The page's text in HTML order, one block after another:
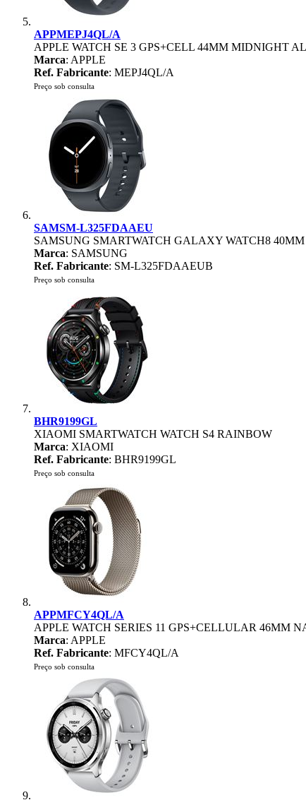
APPMEPJ4QL/A
APPLE WATCH SE 3 GPS+CELL 44MM MIDNIGHT
Marca: APPLE
Ref. Fabricante: MEPJ4QL/A
Preço sob consulta
SAMSM-L325FDAAEU
SAMSUNG SMARTWATCH GALAXY WATCH8
Marca: SAMSUNG
Ref. Fabricante: SM-L325FDAAEUB
Preço sob consulta
BHR9199GL
XIAOMI SMARTWATCH WATCH S4 RAINBOW
Marca: XIAOMI
Ref. Fabricante: BHR9199GL
Preço sob consulta
APPMFCY4QL/A
APPLE WATCH SERIES 11 GPS+CELLULAR 46MM
Marca: APPLE
Ref. Fabricante: MFCY4QL/A
Preço sob consulta